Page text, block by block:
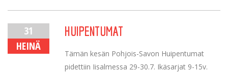
31
HEINÄ
HUIPENTUMAT
Tämän kesän Pohjois-Savon Huipentumat
pidettiin Iisalmessa 29-30.7. Ikäsarjat 9-15v.